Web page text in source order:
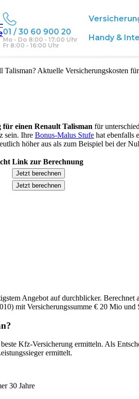
01 / 30 60 900 20
Mo - Do 8:00 - 17:00 Uhr
Fr 8:00 - 16:00 Uhr
Handy &
Talisman? Aktuelle Versicherungskosten
für einen Renault Talisman für
sein. Ihre Bonus-Malus Stufe hat ebenfalls
höher aus als zum Beispiel bei der
Link zur Berechnung
Jetzt berechnen
Jetzt berechnen
Angebot auf durchblicker. Berechnet
) mit Versicherungssumme € 20 Mio und
?
Kfz-Versicherung ermitteln. Als
ermittelt.
30 Jahre